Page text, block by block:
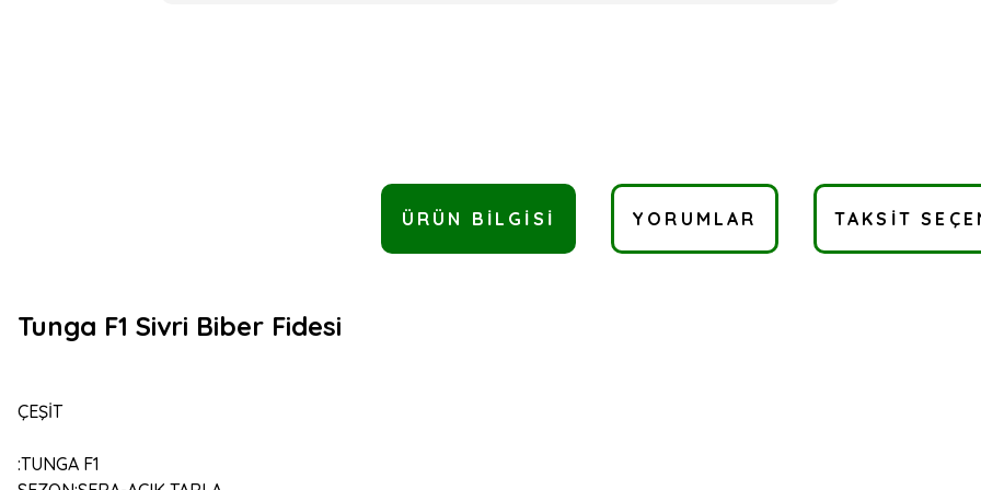
ÜRÜN BILGISI YORUMLAR TAKSIT
Tunga F1 Sivri Biber Fidesi
ÇEŞİT
:TUNGA F1